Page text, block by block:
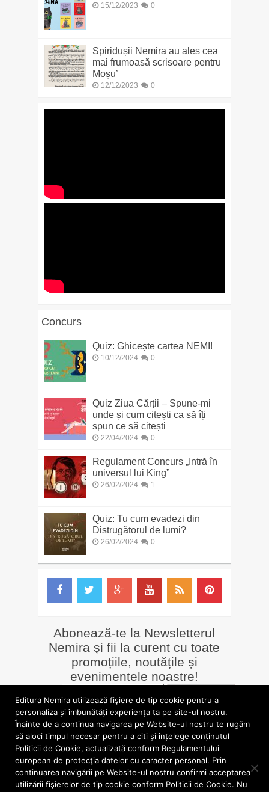
15/12/2023 0
Spiridușii Nemira au ales cea
mai frumoasă scrisoare pentru
Moșu’
12/12/2023 0
Concurs
Quiz: Ghicește cartea NEMI!
10/12/2024 0
Quiz Ziua Cărții – Spune-mi
unde și cum citești ca să îți
spun ce să citești
22/04/2024 0
Regulament Concurs „Intră în
universul lui King”
26/02/2024 1
Quiz: Tu cum evadezi din
Distrugătorul de lumi?
26/02/2024 0
Abonează-te la Newsletterul
Nemira și fii la curent cu toate
promoțiile, noutățile și
evenimentele noastre!
LIBRĂRII online
» Librăria Online Nemira
Nemi
Alte siteuri
»Nemira Media
»
Valentin Nicolau
Editura Nemira utilizează fişiere de tip cookie pentru a
personaliza și îmbunătăți experiența ta pe site-ul nostru.
Înainte de a continua navigarea pe Website-ul nostru te rugăm
să aloci timpul necesar pentru a citi și înțelege conținutul
Politicii de Cookie, actualizată conform Regulamentului
european de protecţia datelor cu caracter personal. Prin
continuarea navigării pe Website-ul nostru confirmi acceptarea
utilizării fişierelor de tip cookie conform Politicii de Cookie. Nu